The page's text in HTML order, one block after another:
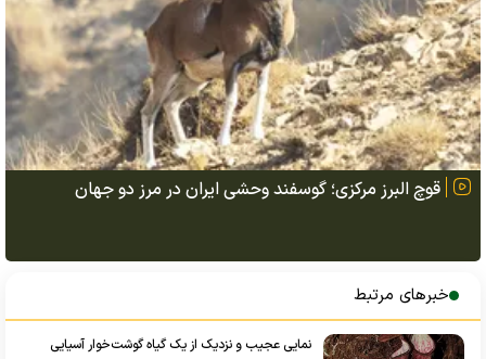
قوچ البرز مرکزی؛ گوسفند وحشی ایران در مرز دو جهان
خبرهای مرتبط
نمایی عجیب و نزدیک از یک گیاه گوشت‌خوار آسیایی